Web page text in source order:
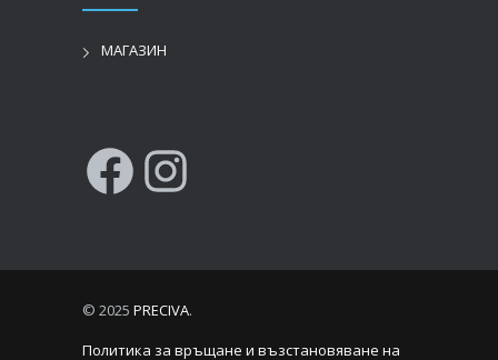
МАГАЗИН
FacebookInstagram
© 2025 PRECIVA.
Политика за връщане и възстановяване на